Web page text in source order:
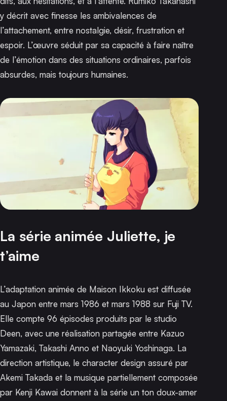
y décrit avec finesse les ambivalences de
l’attachement, entre nostalgie, désir, frustration et
espoir. L’œuvre séduit par sa capacité à faire naître
de l’émotion dans des situations ordinaires, parfois
absurdes, mais toujours humaines.
La série animée Juliette, je
t’aime
L’adaptation animée de Maison Ikkoku est diffusée
au Japon entre mars 1986 et mars 1988 sur Fuji TV.
Elle compte 96 épisodes produits par le studio
Deen, avec une réalisation partagée entre Kazuo
Yamazaki, Takashi Anno et Naoyuki Yoshinaga. La
direction artistique, le character design assuré par
Akemi Takada et la musique partiellement composée
par Kenji Kawai donnent à la série un ton doux-amer